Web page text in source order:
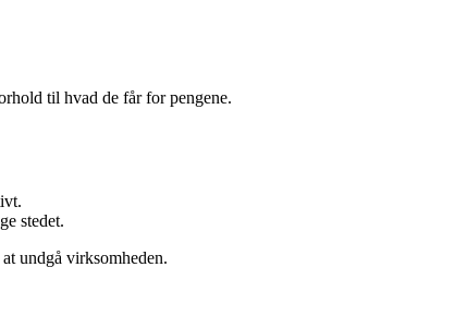
til hvad de får for pengene.
stedet.
undgå virksomheden.